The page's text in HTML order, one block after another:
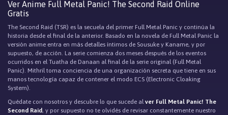
Ver Anime Full Metal Panic! The Second Raid Online
Gratis
The Second Raid (TSR) es la secuela del primer Full Metal Panic y continúa la
historia desde el final de la anterior. Basado en la novela de Full Metal Panic la
versión anime entra en más detalles íntimos de Sousuke y Kaname, y por
supuesto, de acción. La serie comienza dos meses después de los eventos
ocurridos en el Tuatha de Danaan al final de la serie original (Full Metal
Panic). Mithril toma conciencia de una organización secreta que tiene en sus
manos tecnología capaz de contener el modo ECS (Electronic Cloaking
System).
Quédate con nosotros y descubre lo que sucede alver Full Metal Panic! The
Second Raid, y por supuesto no te olvidés de revisar constantemente nuestro